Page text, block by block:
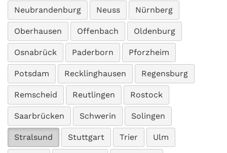
Neubrandenburg Neuss Nürnberg
Oberhausen Offenbach Oldenburg
Osnabrück Paderborn Pforzheim
Potsdam Recklinghausen Regensburg
Remscheid Reutlingen Rostock
Saarbrücken Schwerin Solingen
Stralsund Stuttgart Trier Ulm